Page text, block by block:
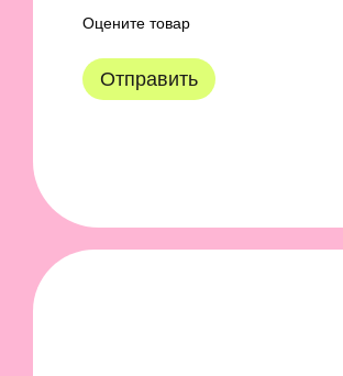
Оцените товар
Отправить